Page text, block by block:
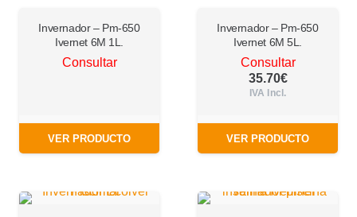
Invernador – Pm-650
Ivernet 6M 1L.
Consultar
VER PRODUCTO
Invernador – Pm-650
Ivernet 6M 5L.
Consultar
35.70€
IVA Incl.
VER PRODUCTO